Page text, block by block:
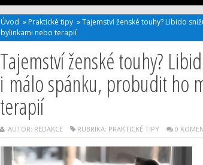
Úvod » Praktické tipy »Tajemství ženské touhy? Libido
bylinkami nebo terapií
Tajemství ženské touhy?
i málo spánku, probudit ho
terapií
AUTOR: REDAKCE RUBRIKA: PRAKTICKÉ TIPY 0